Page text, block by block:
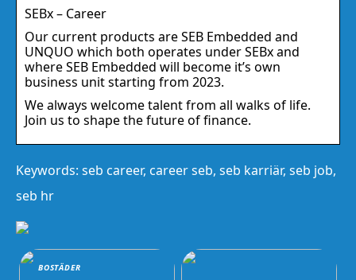
SEBx – Career
Our current products are SEB Embedded and
UNQUO which both operates under SEBx and
where SEB Embedded will become it’s own
business unit starting from 2023.
We always welcome talent from all walks of life.
Join us to shape the future of finance.
Keywords: seb career, career seb, seb karriär, seb job,
seb hr
BOSTÄDER